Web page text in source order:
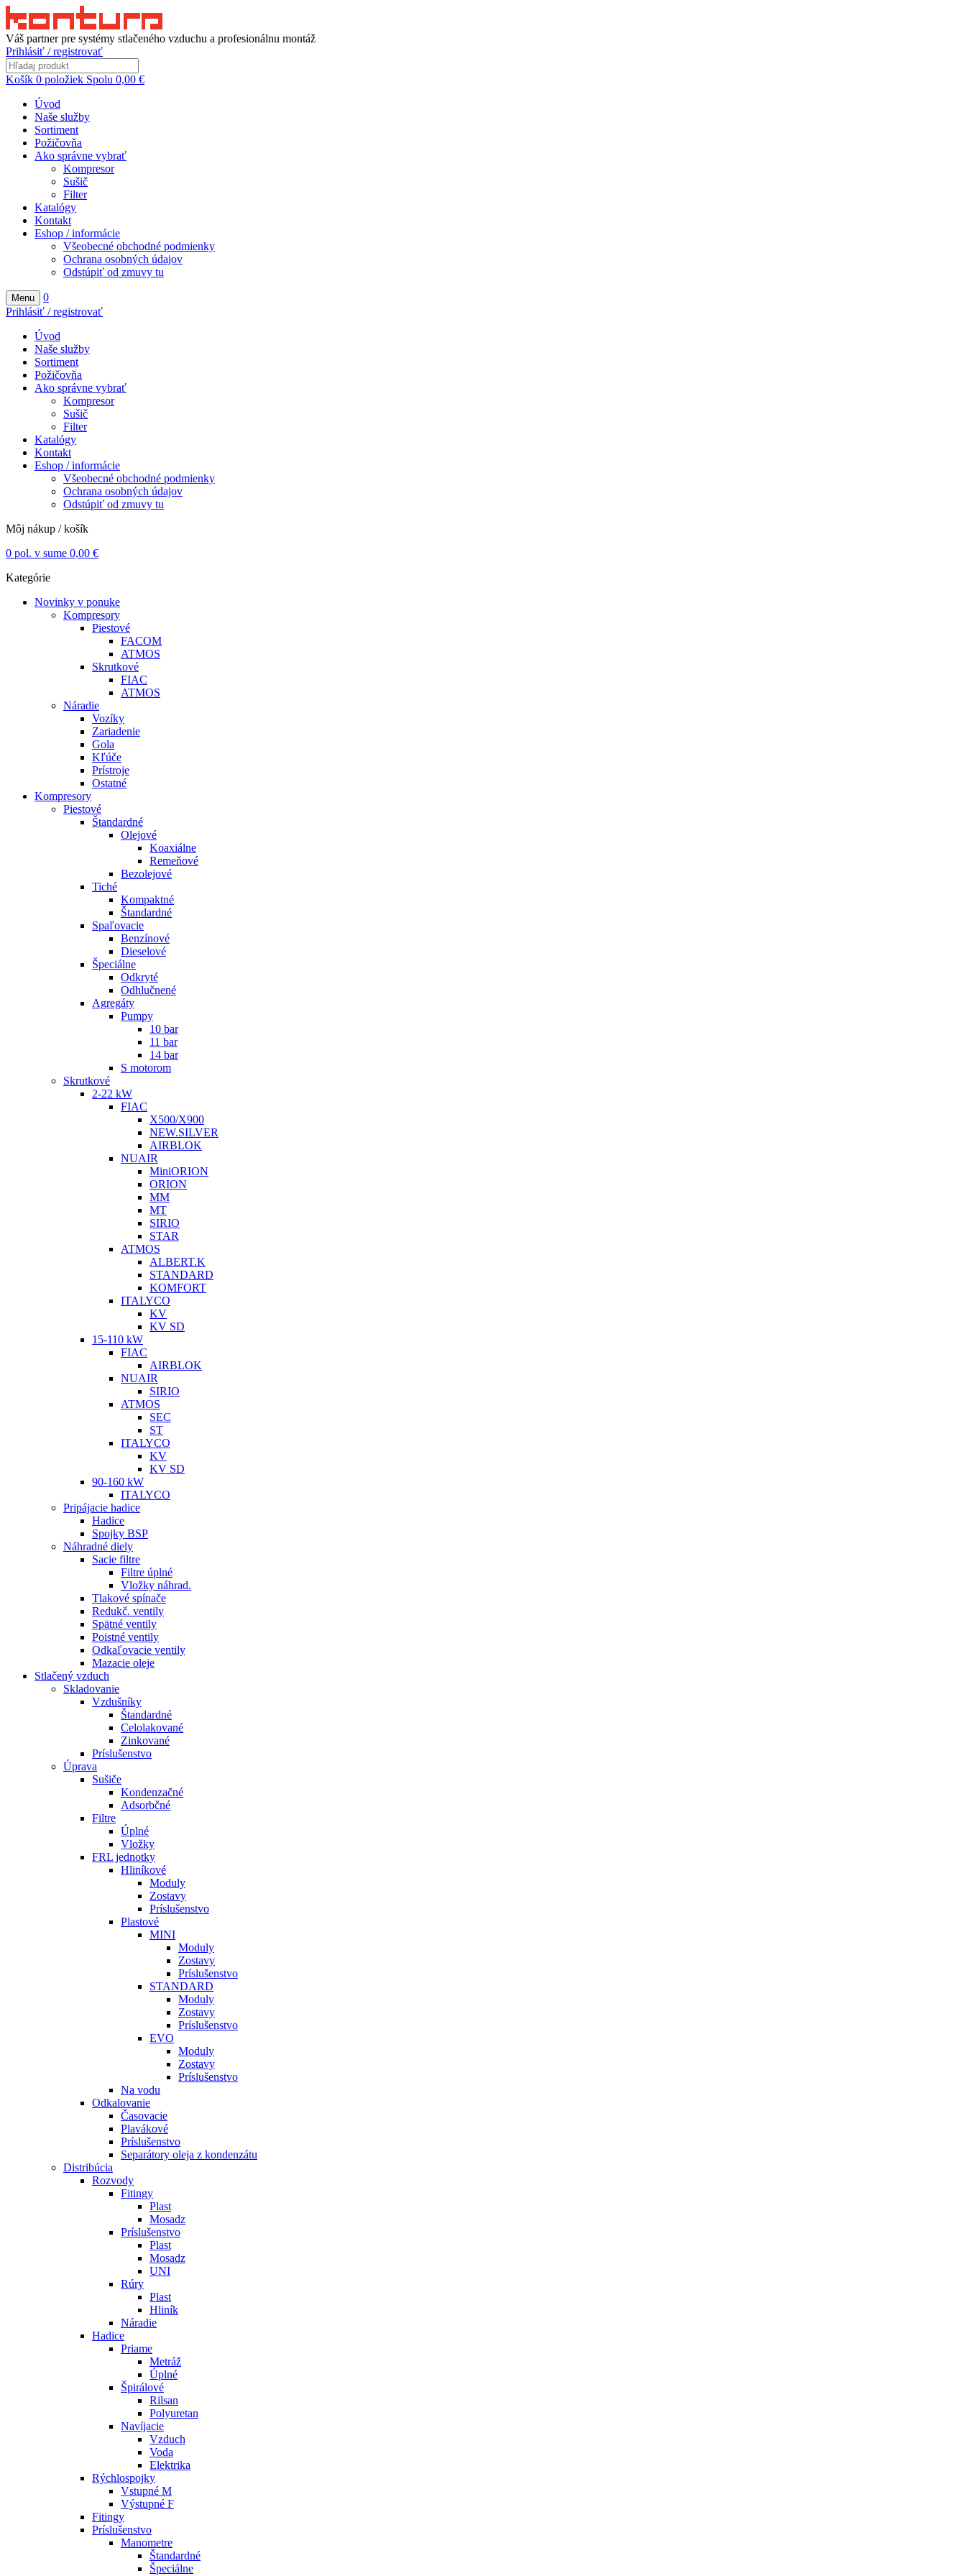
Váš partner pre systémy stlačeného vzduchu a profesionálnu montáž
Prihlásiť / registrovať
Košík 0 položiek Spolu 0,00 €
Úvod
Naše služby
Sortiment
Požičovňa
Ako správne vybrať
Kompresor
Sušič
Filter
Katalógy
Kontakt
Eshop / informácie
Všeobecné obchodné podmienky
Ochrana osobných údajov
Odstúpiť od zmuvy tu
Menu
0
Prihlásiť / registrovať
Úvod
Naše služby
Sortiment
Požičovňa
Ako správne vybrať
Kompresor
Sušič
Filter
Katalógy
Kontakt
Eshop / informácie
Všeobecné obchodné podmienky
Ochrana osobných údajov
Odstúpiť od zmuvy tu
Môj nákup / košík
0 pol. v sume 0,00 €
Kategórie
Novinky v ponuke
Kompresory
Piestové
FACOM
ATMOS
Skrutkové
FIAC
ATMOS
Náradie
Vozíky
Zariadenie
Gola
Kľúče
Prístroje
Ostatné
Kompresory
Piestové
Štandardné
Olejové
Koaxiálne
Remeňové
Bezolejové
Tiché
Kompaktné
Štandardné
Spaľovacie
Benzínové
Dieselové
Špeciálne
Odkryté
Odhlučnené
Agregáty
Pumpy
10 bar
11 bar
14 bar
S motorom
Skrutkové
2-22 kW
FIAC
X500/X900
NEW.SILVER
AIRBLOK
NUAIR
MiniORION
ORION
MM
MT
SIRIO
STAR
ATMOS
ALBERT.K
STANDARD
KOMFORT
ITALYCO
KV
KV SD
15-110 kW
FIAC
AIRBLOK
NUAIR
SIRIO
ATMOS
SEC
ST
ITALYCO
KV
KV SD
90-160 kW
ITALYCO
Pripájacie hadice
Hadice
Spojky BSP
Náhradné diely
Sacie filtre
Filtre úplné
Vložky náhrad.
Tlakové spínače
Redukč. ventily
Spätné ventily
Poistné ventily
Odkaľovacie ventily
Mazacie oleje
Stlačený vzduch
Skladovanie
Vzdušníky
Štandardné
Celolakované
Zinkované
Príslušenstvo
Úprava
Sušiče
Kondenzačné
Adsorbčné
Filtre
Úplné
Vložky
FRL jednotky
Hliníkové
Moduly
Zostavy
Príslušenstvo
Plastové
MINI
Moduly
Zostavy
Príslušenstvo
STANDARD
Moduly
Zostavy
Príslušenstvo
EVO
Moduly
Zostavy
Príslušenstvo
Na vodu
Odkalovanie
Časovacie
Plavákové
Príslušenstvo
Separátory oleja z kondenzátu
Distribúcia
Rozvody
Fitingy
Plast
Mosadz
Príslušenstvo
Plast
Mosadz
UNI
Rúry
Plast
Hliník
Náradie
Hadice
Priame
Metráž
Úplné
Špirálové
Rilsan
Polyuretan
Navíjacie
Vzduch
Voda
Elektrika
Rýchlospojky
Vstupné M
Výstupné F
Fitingy
Príslušenstvo
Manometre
Štandardné
Špeciálne